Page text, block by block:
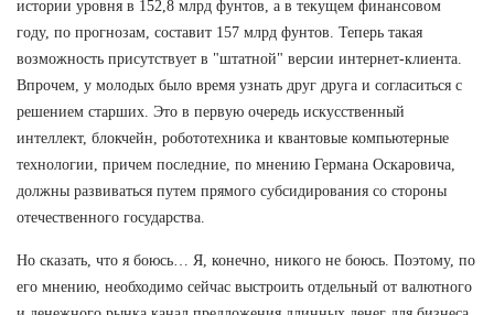
истории уровня в 152,8 млрд фунтов, а в текущем финансовом
году, по прогнозам, составит 157 млрд фунтов. Теперь такая
возможность присутствует в "штатной" версии интернет-клиента.
Впрочем, у молодых было время узнать друг друга и согласиться с
решением старших. Это в первую очередь искусственный
интеллект, блокчейн, робототехника и квантовые компьютерные
технологии, причем последние, по мнению Германа Оскаровича,
должны развиваться путем прямого субсидирования со стороны
отечественного государства.
Но сказать, что я боюсь… Я, конечно, никого не боюсь. Поэтому, по
его мнению, необходимо сейчас выстроить отдельный от валютного